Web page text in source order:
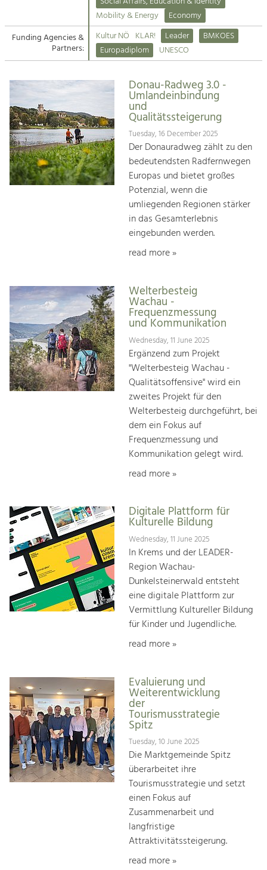
Suche
Impressum
Kontakt
Tourism
Offer Development and Positioning
Art & Culture
Crafts, Science and Research.
Social Affairs, Education
& Identity
Equality, Youth and Integration.
Climate Change, Public Transport and
Mobility & Energy
Economy
Funding Agencies &
Partners:
Kultur NÖ KLAR! Leader
BMKOES
Europadiplom
UNESCO
Donau-Radweg 3.0 -
Umlandeinbindung
und
Qualitätssteigerung
Tuesday, 16 December 2025
Der Donauradweg zählt zu den
bedeutendsten Radfernwegen
Europas und bietet großes
Potenzial, wenn die
umliegenden Regionen stärker
in das Gesamterlebnis
eingebunden werden.
read more »
Welterbesteig
Wachau -
Frequenzmessung
und Kommunikation
Wednesday, 11 June 2025
Ergänzend zum Projekt
"Welterbesteig Wachau -
Qualitätsoffensive" wird ein
zweites Projekt für den
Welterbesteig durchgeführt, bei
dem ein Fokus auf
Frequenzmessung und
Kommunikation gelegt wird.
read more »
Digitale Plattform für
Kulturelle Bildung
Wednesday, 11 June 2025
In Krems und der LEADER-
Region Wachau-
Dunkelsteinerwald entsteht
eine digitale Plattform zur
Vermittlung Kultureller Bildung
für Kinder und Jugendliche.
read more »
Evaluierung und
Weiterentwicklung
der
Tourismusstrategie
Spitz
Tuesday, 10 June 2025
Die Marktgemeinde Spitz
überarbeitet ihre
Tourismusstrategie und setzt
einen Fokus auf
Zusammenarbeit und
langfristige
Attraktivitätssteigerung.
read more »